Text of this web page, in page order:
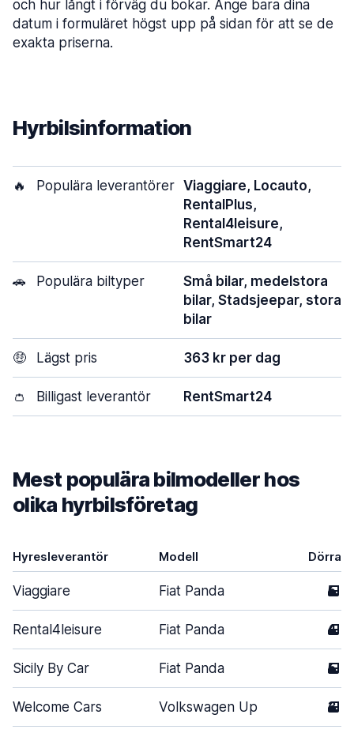
och hur långt i förväg du bokar. Ange bara dina
datum i formuläret högst upp på sidan för att se de
exakta priserna.
Hyrbilsinformation
🔥 Populära leverantörer Viaggiare, Locauto,
RentalPlus,
Rental4leisure,
RentSmart24
🚗 Populära biltyper
Små bilar, medelstora
bilar, Stadsjeepar, stora
bilar
🤑 Lägst pris 363 kr per dag
👛 Billigast leverantör RentSmart24
Mest populära bilmodeller hos
olika hyrbilsföretag
Hyresleverantör Modell Dörrar
Viaggiare Fiat Panda 5
Rental4leisure Fiat Panda 4
Sicily By Car Fiat Panda 5
Welcome Cars Volkswagen Up 3